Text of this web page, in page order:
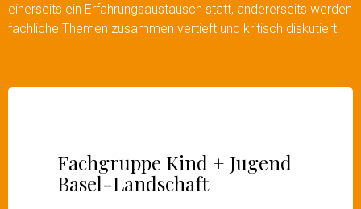
einerseits ein Erfahrungsaustausch statt, andererseits werden
fachliche Themen zusammen vertieft und kritisch diskutiert.
Fachgruppe Kind + Jugend
Basel-Landschaft